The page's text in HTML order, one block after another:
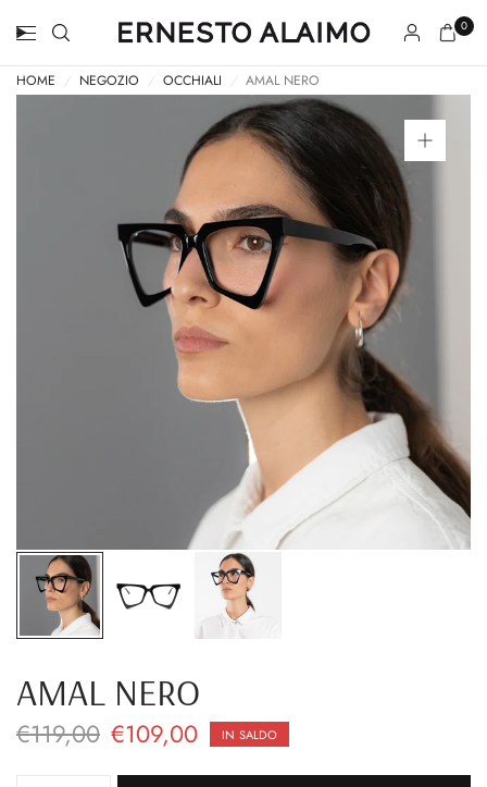
0
HOME NEGOZIO OCCHIALI AMAL NERO
AMAL NERO
€119,00 €109,00 IN SALDO